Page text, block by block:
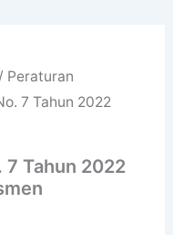
/ Peraturan
7 Tahun 2022
Tahun 2022